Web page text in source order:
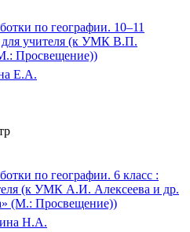
по географии. 10–11
для учителя (к УМК В.П.
Просвещение))
Е.А.
по географии. 6 класс :
(к УМК А.И. Алексеева и др.
(М.: Просвещение))
Н.А.